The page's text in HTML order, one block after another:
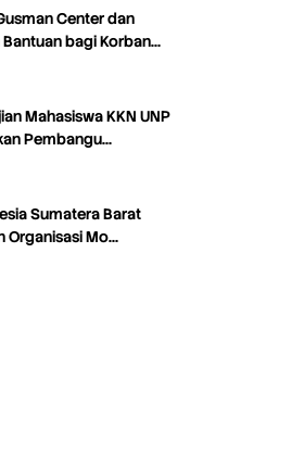
Center dan
bagi Korban…
Mahasiswa KKN UNP
Pembangu…
Sumatera Barat
Organisasi Mo…